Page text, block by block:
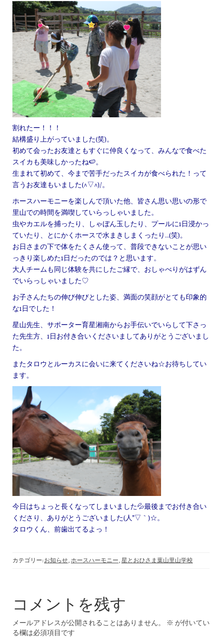
割れたー！！！
結構盛り上がっていました(笑)。
初めて会ったお友達ともすぐに仲良くなって、みんなで食べた
スイカも美味しかったね🍉。
生まれて初めて、今まで苦手だったスイカが食べられた！って
言うお友達もいました(^▽^)/。
ホースハーモニーを楽しんで頂いた他、皆さん思い思いの形で
里山での時間を満喫していらっしゃいました。
虫やカエルを捕ったり、しゃぼん玉したり、プールに1日浸かっ
ていたり、とにかくホースで水まきしまくったり…(笑)。
お日さまの下で体をたくさん使って、普段できないことが思い
っきり楽しめた1日だったのでは？と思います。
大人チームも同じ体験を共にしたご縁で、おしゃべりがはずん
でいらっしゃいました♡
お子さんたちの伸び伸びとした姿、満面の笑顔がとても印象的
な1日でした！
星山先生、サポーター育星湘南からお手伝いでいらして下さっ
た先生方、1日お付き合いくださいましてありがとうございまし
た。
またタロウとルーカスに会いに来てくださいね☆お待ちしてい
ます。
今日はちょっと長くなってしまいました💦最後までお付き合い
くださり、ありがとうございました(人”▽｀)☆。
タロウくん、前歯出てるよっ！
カテゴリー:お知らせ,ホースハーモニー,星とおひさま葉山里山学校
コメントを残す
メールアドレスが公開されることはありません。 ※ が付いてい
る欄は必須項目です